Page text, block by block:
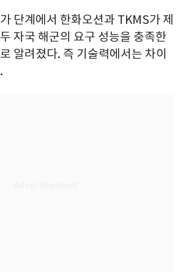
단계에서 한화오션과 TKMS가 제
자국 해군의 요구 성능을 충족한
알려졌다. 즉 기술력에서는 차이